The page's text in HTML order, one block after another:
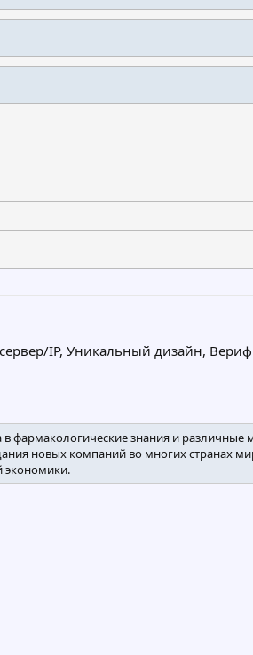
IP, Уникальный дизайн,
в фармакологические знания и
новых компаний во многих странах
экономики.